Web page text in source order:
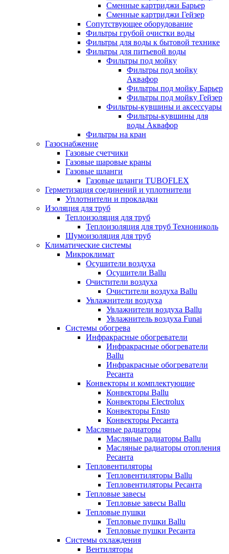
Сменные картриджи Барьер
Сменные картриджи Гейзер
Сопутствующее оборудование
Фильтры грубой очистки воды
Фильтры для воды к бытовой технике
Фильтры для питьевой воды
Фильтры под мойку
Фильтры под мойку
Аквафор
Фильтры под мойку Барьер
Фильтры под мойку Гейзер
Фильтры-кувшины и аксессуары
Фильтры-кувшины для
воды Аквафор
Фильтры на кран
Газоснабжение
Газовые счетчики
Газовые шаровые краны
Газовые шланги
Газовые шланги TUBOFLEX
Герметизация соединений и уплотнители
Уплотнители и прокладки
Изоляция для труб
Теплоизоляция для труб
Теплоизоляция для труб Технониколь
Шумоизоляция для труб
Климатические системы
Микроклимат
Осушители воздуха
Осушители Ballu
Очистители воздуха
Очистители воздуха Ballu
Увлажнители воздуха
Увлажнители воздуха Ballu
Увлажнитель воздуха Funai
Системы обогрева
Инфракрасные обогреватели
Инфракрасные обогреватели
Ballu
Инфракрасные обогреватели
Ресанта
Конвекторы и комплектующие
Конвекторы Ballu
Конвекторы Electrolux
Конвекторы Ensto
Конвекторы Ресанта
Масляные радиаторы
Масляные радиаторы Ballu
Масляные радиаторы отопления
Ресанта
Тепловентиляторы
Тепловентиляторы Ballu
Тепловентиляторы Ресанта
Тепловые завесы
Тепловые завесы Ballu
Тепловые пушки
Тепловые пушки Ballu
Тепловые пушки Ресанта
Системы охлаждения
Вентиляторы